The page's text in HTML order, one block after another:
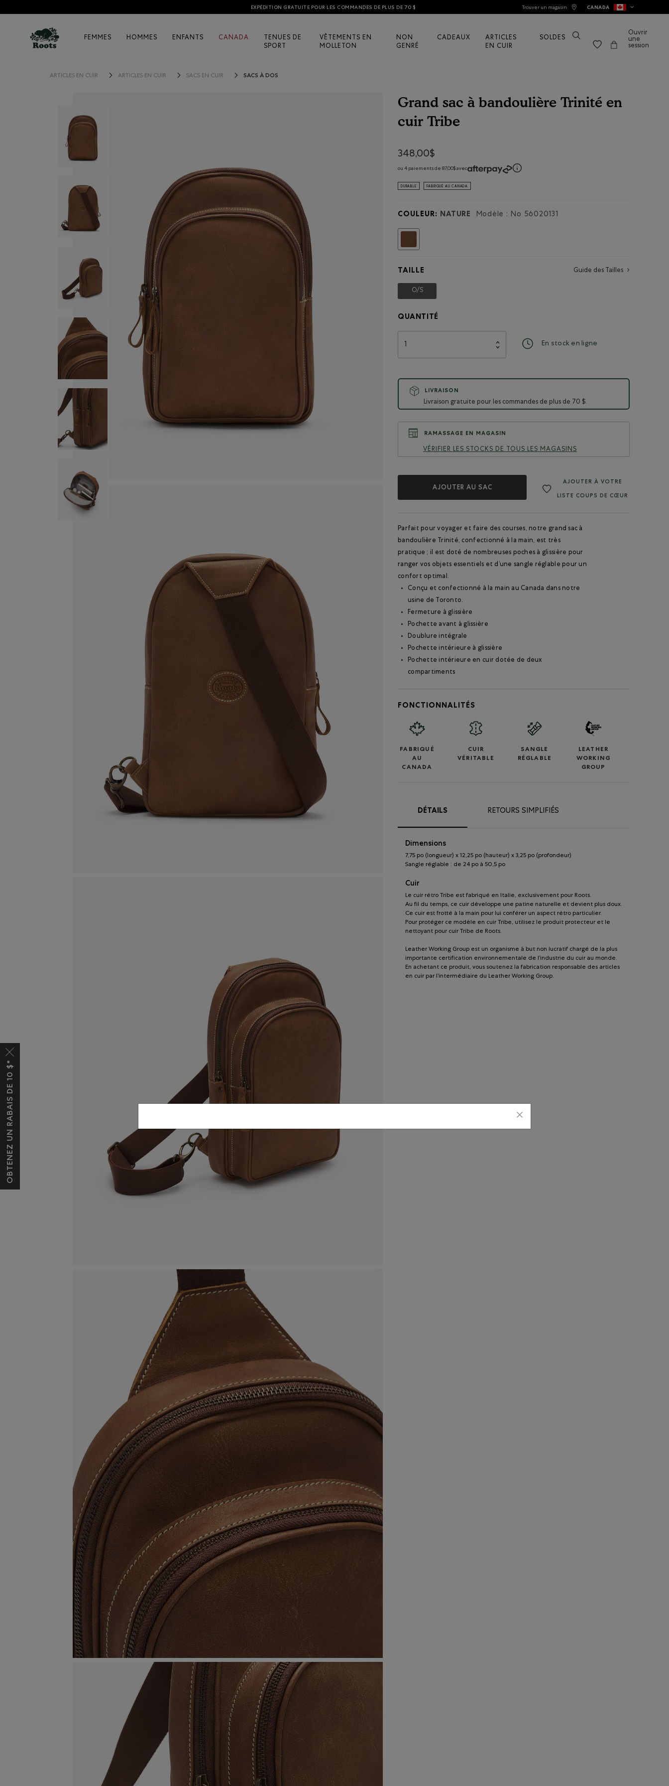
EXPÉDITION GRATUITE POUR LES COMMANDES DE PLUS DE 70 $ Trouver un magasin CANADA
FEMMES HOMMES ENFANTS CANADA
TENUES DE
SPORT
VÊTEMENTS EN
MOLLETON
NON
GENRÉ
CADEAUX
ARTICLES
EN CUIR
SOLDES
Ouvrir
une
session
ARTICLES EN CUIR ARTICLES EN CUIR SACS EN CUIR SACS À DOS
Grand sac à bandoulière Trinité en
cuir Tribe
348,00$
ou 4 paiements de 87,00$ avec
DURABLE FABRIQUÉ AU CANADA
COULEUR: NATURE Modèle : No 56020131
TAILLE Guide des Tailles
O/S
QUANTITÉ
En stock en ligne
LIVRAISON
Livraison gratuite pour les commandes de plus de 70 $.
RAMASSAGE EN MAGASIN
VÉRIFIER LES STOCKS DE TOUS LES MAGASINS
AJOUTER AU SAC
AJOUTER À VOTRE
LISTE COUPS DE CŒUR
Parfait pour voyager et faire des courses, notre grand sac à
bandoulière Trinité, confectionné à la main, est très
pratique ; il est doté de nombreuses poches à glissière pour
ranger vos objets essentiels et d’une sangle réglable pour un
confort optimal.
Conçu et confectionné à la main au Canada dans notre
usine de Toronto.
Fermeture à glissière
Pochette avant à glissière
Doublure intégrale
Pochette intérieure à glissière
Pochette intérieure en cuir dotée de deux
compartiments
FONCTIONNALITÉS
FABRIQUÉ
AU
CANADA
CUIR
VÉRITABLE
SANGLE
RÉGLABLE
LEATHER
WORKING
GROUP
DÉTAILS RETOURS SIMPLIFIÉS
Dimensions
7,75 po (longueur) x 12,25 po (hauteur) x 3,25 po (profondeur)
Sangle réglable : de 24 po à 50,5 po
Cuir
Le cuir rétro Tribe est fabriqué en Italie, exclusivement pour Roots.
Au fil du temps, ce cuir développe une patine naturelle et devient plus doux.
Ce cuir est frotté à la main pour lui conférer un aspect rétro particulier.
Pour protéger ce modèle en cuir Tribe, utilisez le produit protecteur et le
nettoyant pour cuir Tribe de Roots.
Leather Working Group est un organisme à but non lucratif chargé de la plus
importante certification environnementale de l’industrie du cuir au monde.
En achetant ce produit, vous soutenez la fabrication responsable des articles
en cuir par l’intermédiaire du Leather Working Group.
OBTENEZ UN RABAIS DE 10 $*